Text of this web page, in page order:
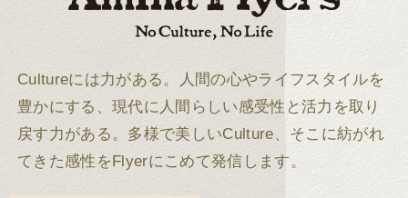
Cultureには力がある。
人間の心やライフスタイルを
豊かにする、現代に人間らしい感受性と活力を取り
戻す力がある。 多様で美しいCulture、そこに紡がれ
てきた感性をFlyerにこめて発信します。